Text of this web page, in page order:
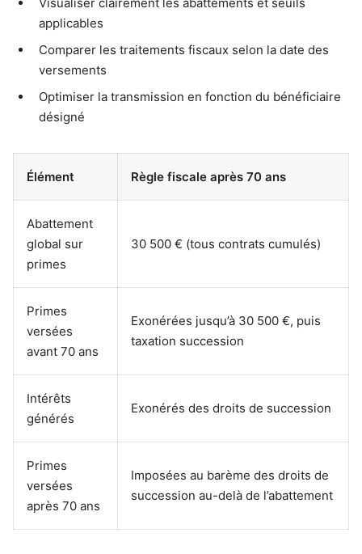
applicables
Comparer les traitements fiscaux selon la date des
versements
Optimiser la transmission en fonction du bénéficiaire
désigné
Élément Règle fiscale après 70 ans
Abattement
global sur
primes
30 500 € (tous contrats cumulés)
Primes
versées
avant 70 ans
Exonérées jusqu’à 30 500 €, puis
taxation succession
Intérêts
générés
Exonérés des droits de succession
Primes
versées
après 70 ans
Imposées au barème des droits de
succession au-delà de l’abattement